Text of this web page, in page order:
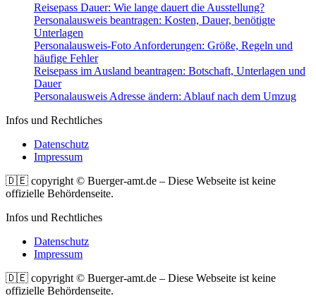
Reisepass Dauer: Wie lange dauert die Ausstellung?
Personalausweis beantragen: Kosten, Dauer, benötigte
Unterlagen
Personalausweis-Foto Anforderungen: Größe, Regeln und
häufige Fehler
Reisepass im Ausland beantragen: Botschaft, Unterlagen und
Dauer
Personalausweis Adresse ändern: Ablauf nach dem Umzug
Infos und Rechtliches
Datenschutz
Impressum
🇩🇪 copyright © Buerger-amt.de ‒ Diese Webseite ist keine
offizielle Behördenseite.
Infos und Rechtliches
Datenschutz
Impressum
🇩🇪 copyright © Buerger-amt.de ‒ Diese Webseite ist keine
offizielle Behördenseite.